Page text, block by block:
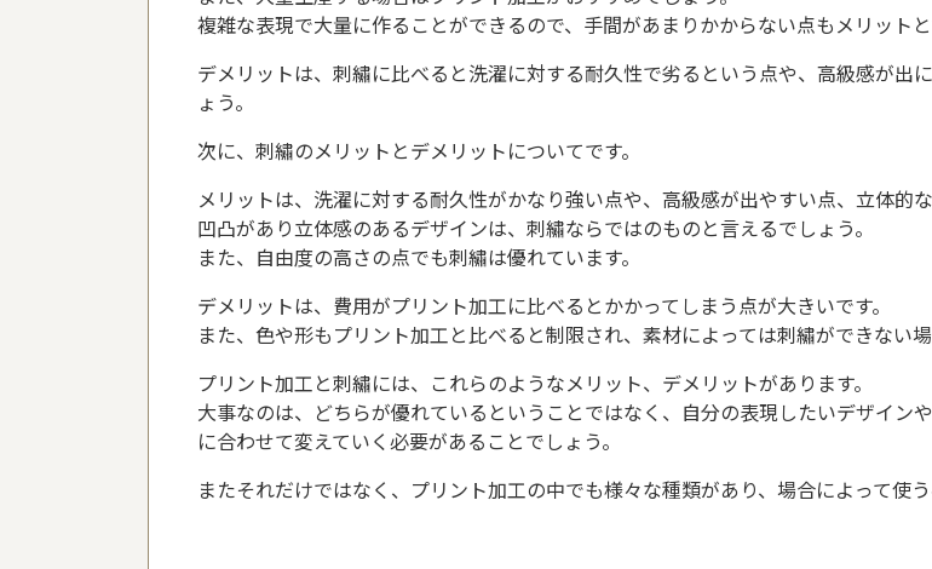
複雑な表現で大量に作ることができるので、手間があまりかからない点もメリットと
デメリットは、刺繡に比べると洗濯に対する耐久性で劣るという点や、高級感が出
ょう。
次に、刺繡のメリットとデメリットについてです。
メリットは、洗濯に対する耐久性がかなり強い点や、高級感が出やすい点、立体的
凹凸があり立体感のあるデザインは、刺繡ならではのものと言えるでしょう。
また、自由度の高さの点でも刺繡は優れています。
デメリットは、費用がプリント加工に比べるとかかってしまう点が大きいです。
また、色や形もプリント加工と比べると制限され、素材によっては刺繡ができない
プリント加工と刺繡には、これらのようなメリット、デメリットがあります。
大事なのは、どちらが優れているということではなく、自分の表現したいデザイン
に合わせて変えていく必要があることでしょう。
またそれだけではなく、プリント加工の中でも様々な種類があり、場合によって使